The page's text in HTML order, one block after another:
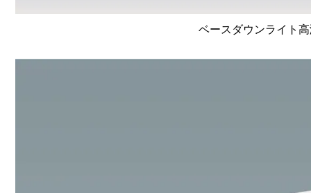
ベースダウンライト